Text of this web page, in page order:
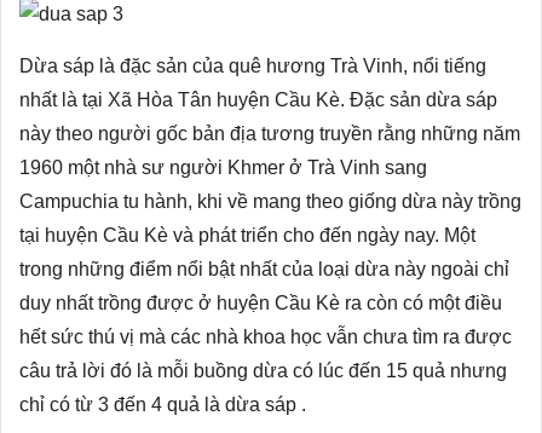
Dừa sáp là đặc sản của quê hương Trà Vinh, nổi tiếng
nhất là tại Xã Hòa Tân huyện Cầu Kè. Đặc sản dừa sáp
này theo người gốc bản địa tương truyền rằng những năm
1960 một nhà sư người Khmer ở Trà Vinh sang
Campuchia tu hành, khi về mang theo giống dừa này trồng
tại huyện Cầu Kè và phát triển cho đến ngày nay. Một
trong những điểm nổi bật nhất của loại dừa này ngoài chỉ
duy nhất trồng được ở huyện Cầu Kè ra còn có một điều
hết sức thú vị mà các nhà khoa học vẫn chưa tìm ra được
câu trả lời đó là mỗi buồng dừa có lúc đến 15 quả nhưng
chỉ có từ 3 đến 4 quả là dừa sáp .